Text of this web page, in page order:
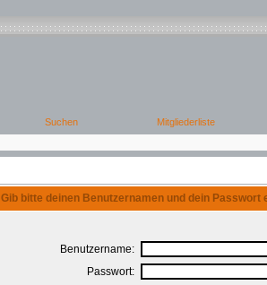
Gib bitte deinen Benutzernamen und dein Passwort
Benutzername:
Passwort: